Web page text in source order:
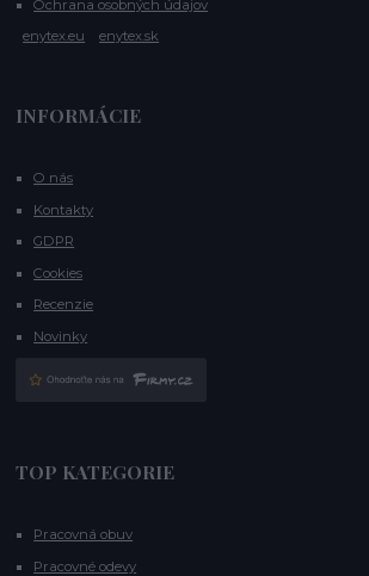
Ochrana osobných údajov
enytex.eu
enytex.sk
INFORMÁCIE
O nás
Kontakty
GDPR
Cookies
Recenzie
Novinky
TOP KATEGORIE
Pracovná obuv
Pracovné odevy